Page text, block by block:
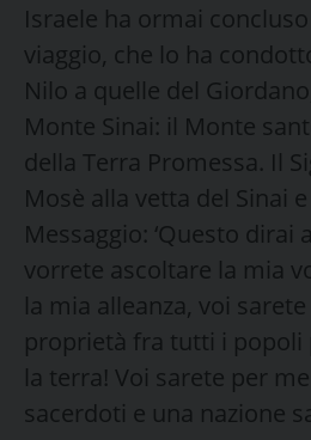
Israele ha ormai
viaggio, che lo ha
Nilo a quelle del
Monte Sinai: il Monte
della Terra Promessa. Il
Mosè alla vetta del Sinai
Messaggio: ‘Questo dirai
vorrete ascoltare la mia
la mia alleanza, voi
proprietà fra tutti i popoli
la terra! Voi sarete per
sacerdoti e una nazione